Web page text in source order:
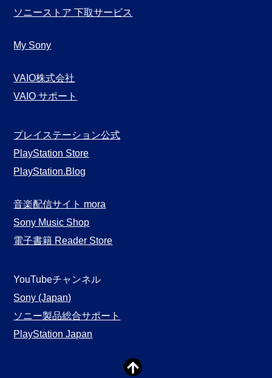
ソニーストア 下取サービス
My Sony
VAIO株式会社
VAIO サポート
プレイステーション公式
PlayStation Store
PlayStation.Blog
音楽配信サイト mora
Sony Music Shop
電子書籍 Reader Store
YouTubeチャンネル
Sony (Japan)
ソニー製品総合サポート
PlayStation Japan